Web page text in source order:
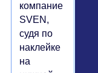
компанией
SVEN,
судя по
наклейке
на